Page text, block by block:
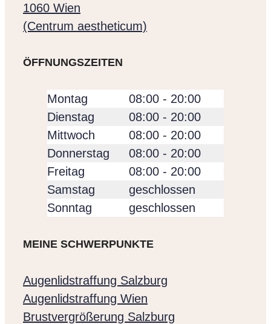
1060 Wien
(Centrum aestheticum)
ÖFFNUNGSZEITEN
Montag
08:00 - 20:00
Dienstag
08:00 - 20:00
Mittwoch
08:00 - 20:00
Donnerstag
08:00 - 20:00
Freitag
08:00 - 20:00
Samstag
geschlossen
Sonntag
geschlossen
MEINE SCHWERPUNKTE
Augenlidstraffung Salzburg
Augenlidstraffung Wien
Brustvergrößerung Salzburg